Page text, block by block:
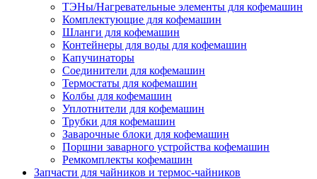
ТЭНы/Нагревательные элементы для кофемашин
Комплектующие для кофемашин
Шланги для кофемашин
Контейнеры для воды для кофемашин
Капучинаторы
Соединители для кофемашин
Термостаты для кофемашин
Колбы для кофемашин
Уплотнители для кофемашин
Трубки для кофемашин
Заварочные блоки для кофемашин
Поршни заварного устройства кофемашин
Ремкомплекты кофемашин
Запчасти для чайников и термос-чайников